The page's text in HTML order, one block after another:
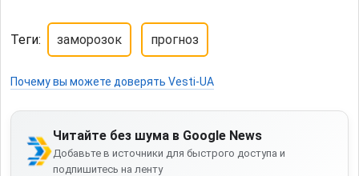
Теги: заморозок прогноз
Почему вы можете доверять Vesti-UA
Читайте без шума в Google News
Добавьте в источники для быстрого доступа и
подпишитесь на ленту